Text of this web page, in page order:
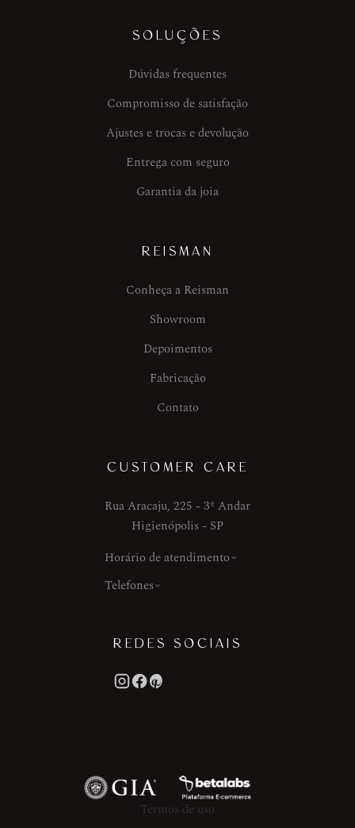
SOLUÇÕES
Dúvidas frequentes
Compromisso de satisfação
Ajustes e trocas e devolução
Entrega com seguro
Garantia da joia
REISMAN
Conheça a Reisman
Showroom
Depoimentos
Fabricação
Contato
CUSTOMER CARE
Rua Aracaju, 225 - 3º Andar
Higienópolis - SP
Horário de atendimento
Telefones
REDES SOCIAIS
Termos de uso